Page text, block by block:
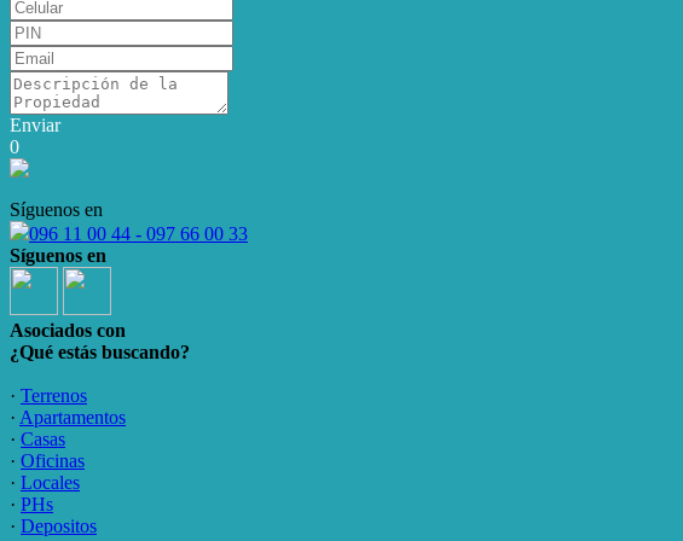
Enviar
0
Síguenos en
096 11 00 44 - 097 66 00 33
Síguenos en
Asociados con
¿Qué estás buscando?
· Terrenos
· Apartamentos
· Casas
· Oficinas
· Locales
· PHs
· Depositos